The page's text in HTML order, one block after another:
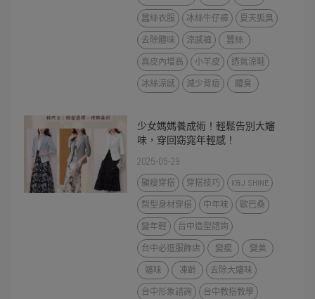
蠶絲衣服
冰絲牛仔褲
夏天狐臭
去除體味
涼感褲
蠶絲
真皮內增高
小羊皮
透氣涼鞋
冰絲涼感
滅少背痘 體臭
少女媽媽養成術！輕鬆告別大嬸
味，穿回窈窕年輕感！
2025-05-29
顯瘦穿搭 穿搭技巧
K&J SHINE
梨型身材穿搭
中年味
歐巴桑
變年輕
台中造型諮詢
台中必逛服飾店
變瘦
變美
嬸味
凍齡
去除大嬸味
台中形象諮詢
台中教搭教學